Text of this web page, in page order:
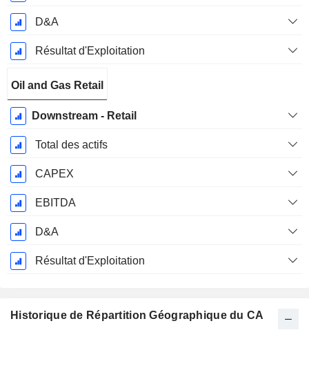
D&A
Résultat d'Exploitation
Oil and Gas Retail
Downstream - Retail
Total des actifs
CAPEX
EBITDA
D&A
Résultat d'Exploitation
Historique de Répartition Géographique du CA